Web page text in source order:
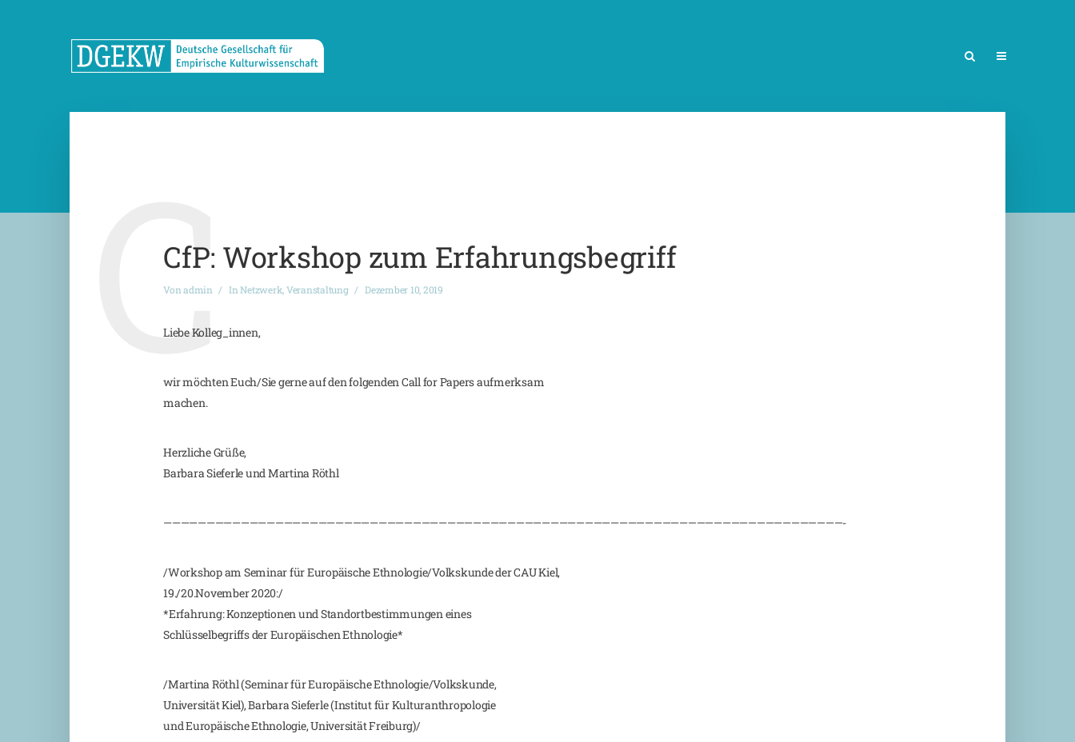
CfP: Workshop zum Erfahrungsbegriff
Vonadmin InNetzwerk,Veranstaltung Dezember 10, 2019
C
Liebe Kolleg_innen,
wir möchten Euch/Sie gerne auf den folgenden Call for Papers aufmerksam
machen.
Herzliche Grüße,
Barbara Sieferle und Martina Röthl
———————————————————————————————————————————————————————————————————————————————-
/Workshop am Seminar für Europäische Ethnologie/Volkskunde der CAU Kiel,
19./20.November 2020:/
*Erfahrung: Konzeptionen und Standortbestimmungen eines
Schlüsselbegriffs der Europäischen Ethnologie*
/Martina Röthl (Seminar für Europäische Ethnologie/Volkskunde,
Universität Kiel), Barbara Sieferle (Institut für Kulturanthropologie
und Europäische Ethnologie, Universität Freiburg)/